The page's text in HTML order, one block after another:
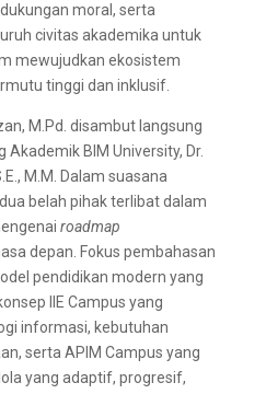
moral, serta
civitas akademika untuk
mewujudkan ekosistem
tinggi dan inklusif.
M.Pd. disambut langsung
Akademik BIM University, Dr.
M.M. Dalam suasana
belah pihak terlibat dalam
roadmap
depan. Fokus pembahasan
pendidikan modern yang
IIE Campus yang
informasi, kebutuhan
serta APIM Campus yang
yang adaptif, progresif,